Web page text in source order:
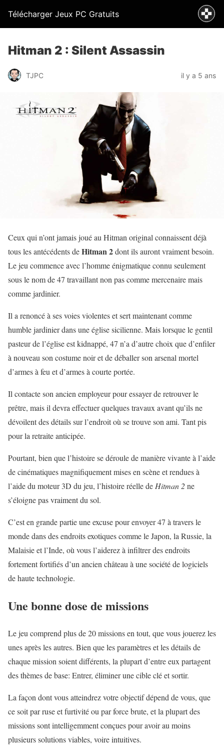
Télécharger Jeux PC Gratuits
Hitman 2 : Silent Assassin
TJPC il y a 5 ans
Ceux qui n’ont jamais joué au Hitman original connaissent déjà
tous les antécédents deHitman 2dont ils auront vraiment besoin.
Le jeu commence avec l’homme énigmatique connu seulement
sous le nom de 47 travaillant non pas comme mercenaire mais
comme jardinier.
Il a renoncé à ses voies violentes et sert maintenant comme
humble jardinier dans une église sicilienne. Mais lorsque le gentil
pasteur de l’église est kidnappé, 47 n’a d’autre choix que d’enfiler
à nouveau son costume noir et de déballer son arsenal mortel
d’armes à feu et d’armes à courte portée.
Il contacte son ancien employeur pour essayer de retrouver le
prêtre, mais il devra effectuer quelques travaux avant qu’ils ne
dévoilent des détails sur l’endroit où se trouve son ami. Tant pis
pour la retraite anticipée.
Pourtant, bien que l’histoire se déroule de manière vivante à l’aide
de cinématiques magnifiquement mises en scène et rendues à
l’aide du moteur 3D du jeu, l’histoire réelle de Hitman 2ne
s’éloigne pas vraiment du sol.
C’est en grande partie une excuse pour envoyer 47 à travers le
monde dans des endroits exotiques comme le Japon, la Russie, la
Malaisie et l’Inde, où vous l’aiderez à infiltrer des endroits
fortement fortifiés d’un ancien château à une société de logiciels
de haute technologie.
Une bonne dose de missions
Le jeu comprend plus de 20 missions en tout, que vous jouerez les
unes après les autres. Bien que les paramètres et les détails de
chaque mission soient différents, la plupart d’entre eux partagent
des thèmes de base: Entrer, éliminer une cible clé et sortir.
La façon dont vous atteindrez votre objectif dépend de vous, que
ce soit par ruse et furtivité ou par force brute, et la plupart des
missions sont intelligemment conçues pour avoir au moins
plusieurs solutions viables, voire intuitives.